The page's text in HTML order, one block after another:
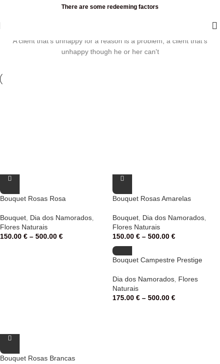
Skip to main content
There are some redeeming factors
A client that's unhappy for a reason is a problem, a client that's
unhappy though he or her can't
Bouquet Rosas Rosa
Bouquet Dia dos Namorados
Flores Naturais
150.00 € – 500.00 €
Bouquet Rosas Amarelas
Bouquet Dia dos Namorados
Flores Naturais
150.00 € – 500.00 €
Bouquet Rosas Brancas
Bouquet Campestre Prestige
Dia dos Namorados Flores
Naturais
175.00 € – 500.00 €